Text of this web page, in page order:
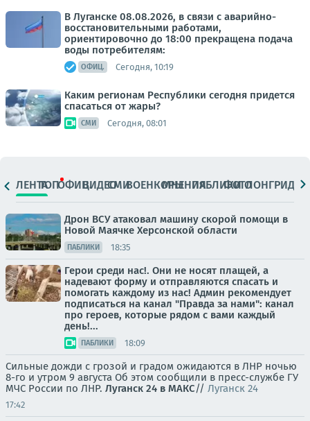
В Луганске 08.08.2026, в связи с аварийно-
восстановительными работами,
ориентировочно до 18:00 прекращена подача
воды потребителям:
ОФИЦ. Сегодня, 10:19
Каким регионам Республики сегодня придется
спасаться от жары?
СМИ Сегодня, 08:01
ЛЕНТАТОПОФИЦ.ВИДЕОСМИВОЕНКОРЫМНЕНИЯПАБЛИКИ
ФОТОЛОНГРИДЫ
Дрон ВСУ атаковал машину скорой помощи в
Новой Маячке Херсонской области
ПАБЛИКИ 18:35
Герои среди нас!. Они не носят плащей, а
надевают форму и отправляются спасать и
помогать каждому из нас! Админ рекомендует
подписаться на канал "Правда за нами": канал
про героев, которые рядом с вами каждый
день!...
ПАБЛИКИ 18:09
Сильные дожди с грозой и градом ожидаются в ЛНР ночью
8-го и утром 9 августа Об этом сообщили в пресс-службе ГУ
МЧС России по ЛНР. Луганск 24 в МАКС// Луганск 24
17:42